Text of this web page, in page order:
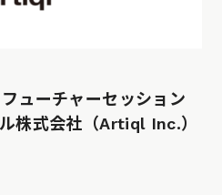
ューチャーセッション
株式会社（Artiql Inc.）